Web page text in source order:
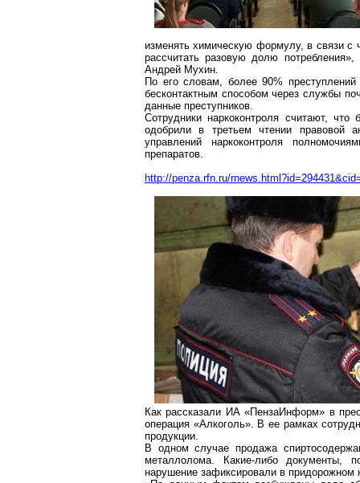
изменять химическую формулу, в связи с
рассчитать разовую долю
Андрей Мухин.
По его словам, более 90%
бесконтактным способом через службы
данные преступников.
Сотрудники наркоконтроля считают,
одобрили в третьем чтении правовой
управлений наркоконтроля
препаратов.
http://penza.rfn.ru/
Как рассказали ИА «ПензаИнформ» в
операция «Алкоголь». В ее рамках
продукции.
В одном случае продажа
металлолома. Какие-либо документы,
нарушение зафиксировали в